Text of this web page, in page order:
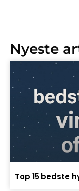
Nyeste
Top 15 bedste